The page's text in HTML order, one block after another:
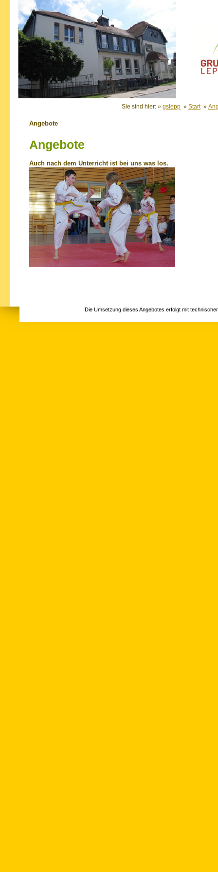
Sie sind hier: » gslepp » Start»
Angebote
Angebote
Auch nach dem Unterricht ist bei uns was los.
Die Umsetzung dieses Angebotes erfolgt mit